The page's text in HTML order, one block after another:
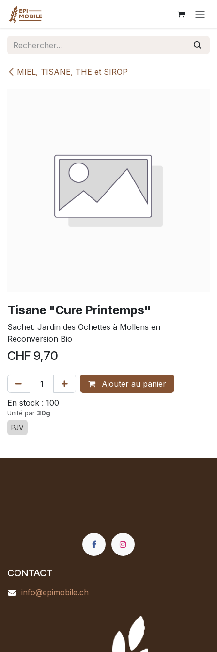
Se rendre au contenu
MIEL, TISANE, THE et SIROP
Tisane "Cure Printemps"
Sachet. Jardin des Ochettes à Mollens en
Reconversion Bio
CHF 9,70
Ajouter au panier
En stock : 100
Unité par 30g
PJV
CONTACT
info@epimobile.ch